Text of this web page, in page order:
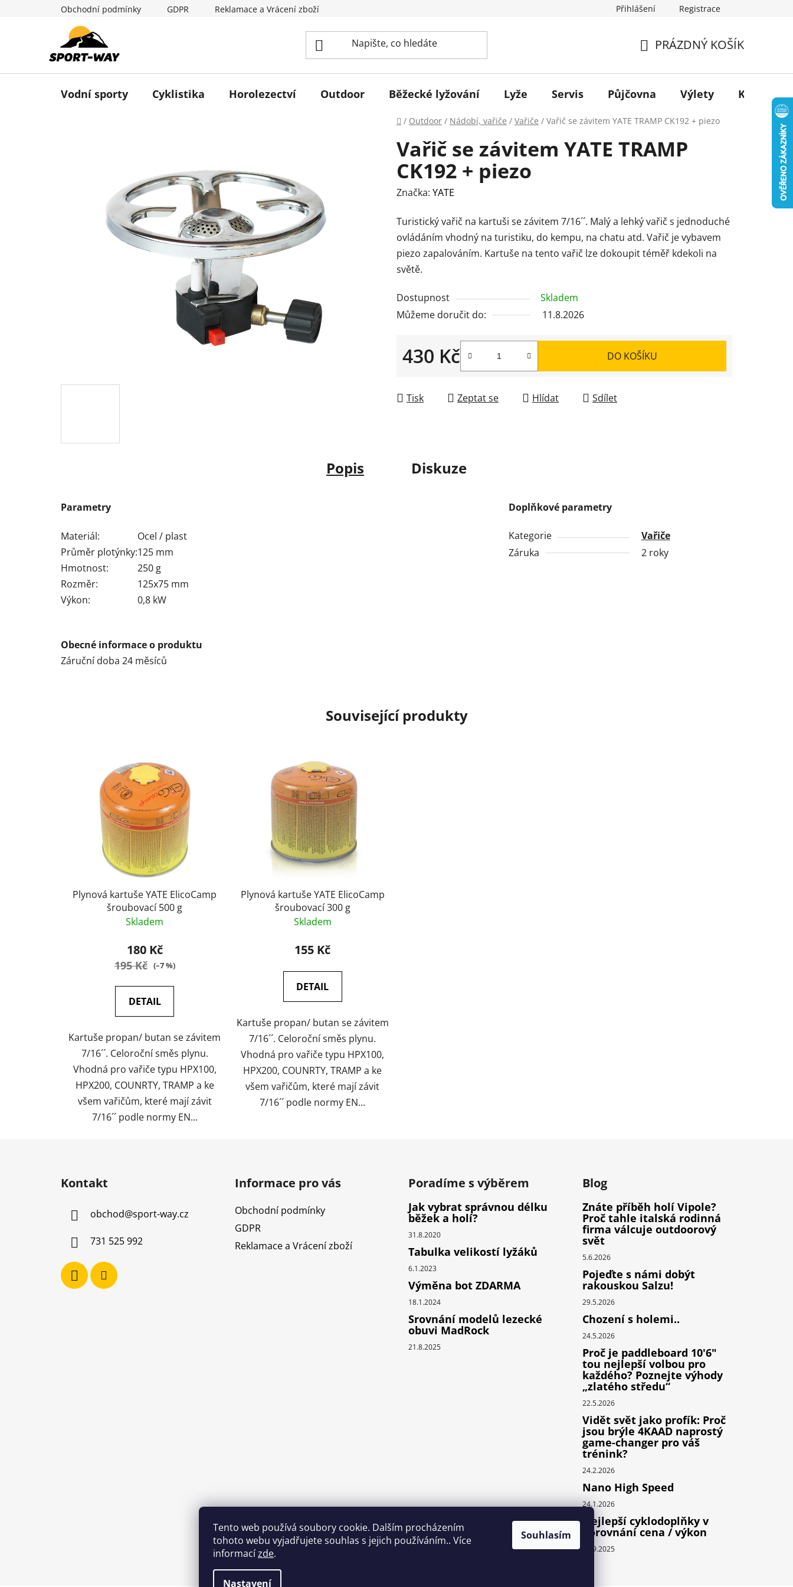
Tento web používá soubory cookie. Dalším procházením
tohoto webu vyjadřujete souhlas s jejich používáním.. Více
informacízde.
Nastavení
Souhlasím
Obchodní podmínky GDPR Reklamace a Vrácení zboží Přihlášení Registrace
KOŠÍK
PRÁZDNÝ KOŠÍK
Vodní sporty Cyklistika Horolezectví Outdoor Běžecké lyžování Lyže Servis Půjčovna Výlety Kontakt
Domů
/ Outdoor / Nádobí, vařiče / Vařiče / Vařič se závitem YATE TRAMP CK192 + piezo
Vařič se závitem YATE TRAMP
CK192 + piezo
Značka: YATE
Turistický vařič na kartuši se závitem 7/16´´. Malý a lehký vařič s jednoduché
ovládáním vhodný na turistiku, do kempu, na chatu atd. Vařič je vybavem
piezo zapalováním. Kartuše na tento vařič lze dokoupit téměř kdekoli na
světě.
Dostupnost
Skladem
Můžeme doručit do:
11.8.2026
430 Kč DO KOŠÍKU
Tisk Zeptat se Hlídat Sdílet
Popis Diskuze
Parametry
Materiál:
Ocel / plast
Průměr plotýnky:125 mm
Hmotnost:
250 g
Rozměr:
125x75 mm
Výkon:
0,8 kW
Obecné informace o produktu
Záruční doba 24 měsíců
Doplňkové parametry
Kategorie
Vařiče
Záruka
2 roky
Související produkty
Plynová kartuše YATE ElicoCamp
šroubovací 500 g
Skladem
180 Kč
195 Kč (–7 %)
DETAIL
Kartuše propan/ butan se závitem
7/16´´. Celoroční směs plynu.
Vhodná pro vařiče typu HPX100,
HPX200, COUNRTY, TRAMP a ke
všem vařičům, které mají závit
7/16´´ podle normy EN...
Plynová kartuše YATE ElicoCamp
šroubovací 300 g
Skladem
155 Kč
DETAIL
Kartuše propan/ butan se závitem
7/16´´. Celoroční směs plynu.
Vhodná pro vařiče typu HPX100,
HPX200, COUNRTY, TRAMP a ke
všem vařičům, které mají závit
7/16´´ podle normy EN...
Kontakt
obchod@sport-way.cz
731 525 992
Informace pro vás
Obchodní podmínky
GDPR
Reklamace a Vrácení zboží
Poradíme s výběrem
Jak vybrat správnou délku
běžek a holí?
31.8.2020
Tabulka velikostí lyžáků
6.1.2023
Výměna bot ZDARMA
18.1.2024
Srovnání modelů lezecké
obuvi MadRock
21.8.2025
Blog
Znáte příběh holí Vipole?
Proč tahle italská rodinná
firma válcuje outdoorový
svět
5.6.2026
Pojeďte s námi dobýt
rakouskou Salzu!
29.5.2026
Chození s holemi..
24.5.2026
Proč je paddleboard 10'6"
tou nejlepší volbou pro
každého? Poznejte výhody
„zlatého středu“
22.5.2026
Vidět svět jako profík: Proč
jsou brýle 4KAAD naprostý
game-changer pro váš
trénink?
24.2.2026
Nano High Speed
24.1.2026
Nejlepší cyklodoplňky v
porovnání cena / výkon
24.9.2025